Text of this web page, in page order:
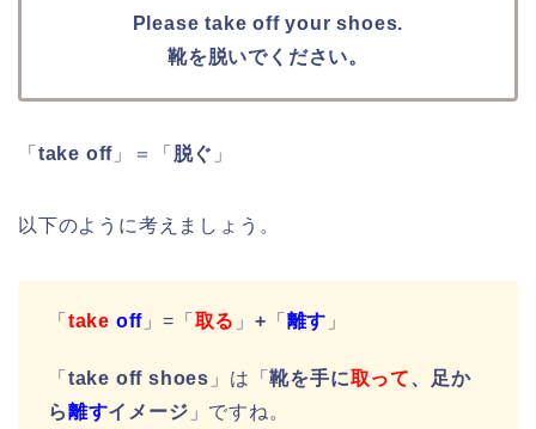
Please take off your shoes.
靴を脱いでください。
「 take off 」＝「 脱ぐ 」
以下のように考えましょう。
「 take off 」=「 取る 」+ 「 離す 」
「 take off shoes 」は「靴を手に取って、足か
ら離すイメージ 」ですね。